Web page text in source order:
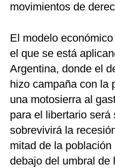
movimientos de
El modelo
el que se está
Argentina, donde el
hizo campaña con la
una motosierra al
para el libertario será
sobrevivirá la
mitad de la
debajo del umbral de